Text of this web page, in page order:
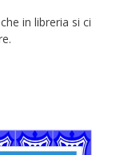
in libreria si ci